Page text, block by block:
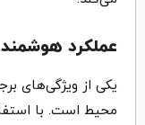
عملکرد هوشمند